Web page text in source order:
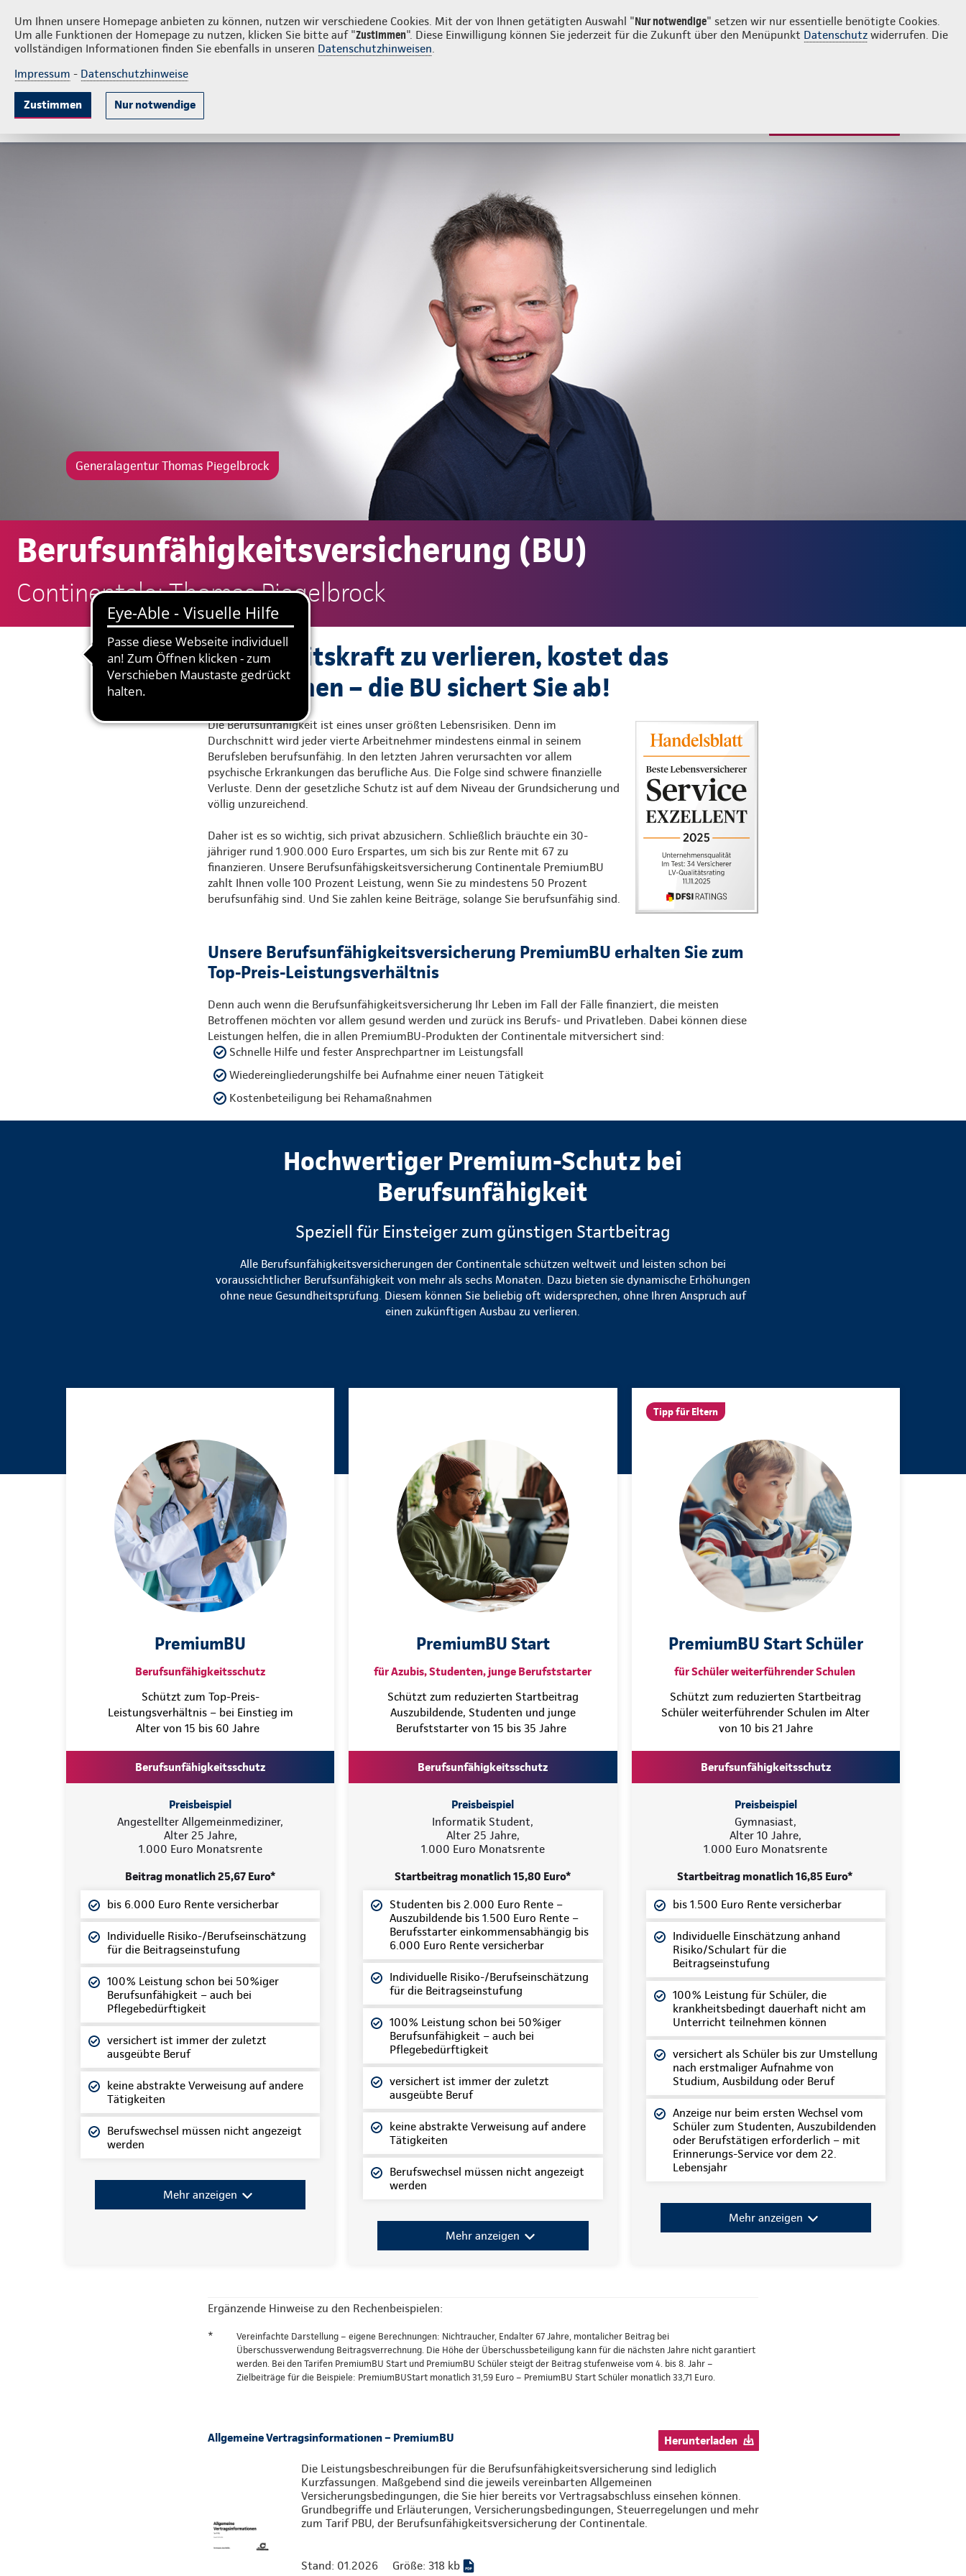
Um Ihnen unsere Homepage anbieten zu können, nutzen wir verschiedene Cookies. Mit der von Ihnen getätigten Auswahl "Nur notwendige" setzen wir nur essentielle benötigte Cookies.
Um alle Funktionen der Homepage zu nutzen, klicken Sie bitte auf "Zustimmen". Diese Einwilligung können Sie jederzeit für die Zukunft über den Menüpunkt Datenschutz widerrufen. Die
vollständigen Informationen finden Sie ebenfalls in unseren Datenschutzhinweisen.
Impressum - Datenschutzhinweise
Zustimmen Nur notwendige
Thomas Piegelbrock PrivatkundenFirmenkunden Login Kontakt 02508 9011
KrankenversicherungLebensversicherung
Generalagentur Thomas Piegelbrock
Berufsunfähigkeitsversicherung (BU)
Continentale: Thomas Piegelbrock
Die Arbeitskraft zu verlieren, kostet das
Einkommen – die BU sichert Sie ab!
Die Berufsunfähigkeit ist eines unser größten Lebensrisiken. Denn im
Durchschnitt wird jeder vierte Arbeitnehmer mindestens einmal in seinem
Berufsleben berufsunfähig. In den letzten Jahren verursachten vor allem
psychische Erkrankungen das berufliche Aus. Die Folge sind schwere finanzielle
Verluste. Denn der gesetzliche Schutz ist auf dem Niveau der Grundsicherung und
völlig unzureichend.
Daher ist es so wichtig, sich privat abzusichern. Schließlich bräuchte ein 30-
jähriger rund 1.900.000 Euro Erspartes, um sich bis zur Rente mit 67 zu
finanzieren. Unsere Berufsunfähigskeitsversicherung Continentale PremiumBU
zahlt Ihnen volle 100 Prozent Leistung, wenn Sie zu mindestens 50 Prozent
berufsunfähig sind. Und Sie zahlen keine Beiträge, solange Sie berufsunfähig sind.
Unsere Berufsunfähigkeitsversicherung PremiumBU erhalten Sie zum
Top-Preis-Leistungsverhältnis
Denn auch wenn die Berufsunfähigkeitsversicherung Ihr Leben im Fall der Fälle finanziert, die meisten
Betroffenen möchten vor allem gesund werden und zurück ins Berufs- und Privatleben. Dabei können diese
Leistungen helfen, die in allen PremiumBU-Produkten der Continentale mitversichert sind:
Schnelle Hilfe und fester Ansprechpartner im Leistungsfall
Wiedereingliederungshilfe bei Aufnahme einer neuen Tätigkeit
Kostenbeteiligung bei Rehamaßnahmen
Hochwertiger Premium-Schutz bei
Berufsunfähigkeit
Speziell für Einsteiger zum günstigen Startbeitrag
Alle Berufsunfähigkeitsversicherungen der Continentale schützen weltweit und leisten schon bei
voraussichtlicher Berufsunfähigkeit von mehr als sechs Monaten. Dazu bieten sie dynamische Erhöhungen
ohne neue Gesundheitsprüfung. Diesem können Sie beliebig oft widersprechen, ohne Ihren Anspruch auf
einen zukünftigen Ausbau zu verlieren.
PremiumBU
Berufsunfähigkeitsschutz
Schützt zum Top-Preis-
Leistungsverhältnis – bei Einstieg im
Alter von 15 bis 60 Jahre
Berufsunfähigkeitsschutz
Preisbeispiel
Angestellter Allgemeinmediziner,
Alter 25 Jahre,
1.000 Euro Monatsrente
Beitrag monatlich 25,67 Euro*
bis 6.000 Euro Rente versicherbar
Individuelle Risiko-/Berufseinschätzung
für die Beitragseinstufung
100% Leistung schon bei 50%iger
Berufsunfähigkeit – auch bei
Pflegebedürftigkeit
versichert ist immer der zuletzt
ausgeübte Beruf
keine abstrakte Verweisung auf andere
Tätigkeiten
Berufswechsel müssen nicht angezeigt
werden
Mehr anzeigen
PremiumBU Start
für Azubis, Studenten, junge Berufststarter
Schützt zum reduzierten Startbeitrag
Auszubildende, Studenten und junge
Berufststarter von 15 bis 35 Jahre
Berufsunfähigkeitsschutz
Preisbeispiel
Informatik Student,
Alter 25 Jahre,
1.000 Euro Monatsrente
Startbeitrag monatlich 15,80 Euro*
Studenten bis 2.000 Euro Rente –
Auszubildende bis 1.500 Euro Rente –
Berufsstarter einkommensabhängig bis
6.000 Euro Rente versicherbar
Individuelle Risiko-/Berufseinschätzung
für die Beitragseinstufung
100% Leistung schon bei 50%iger
Berufsunfähigkeit – auch bei
Pflegebedürftigkeit
versichert ist immer der zuletzt
ausgeübte Beruf
keine abstrakte Verweisung auf andere
Tätigkeiten
Berufswechsel müssen nicht angezeigt
werden
Mehr anzeigen
Tipp für Eltern
PremiumBU Start Schüler
für Schüler weiterführender Schulen
Schützt zum reduzierten Startbeitrag
Schüler weiterführender Schulen im Alter
von 10 bis 21 Jahre
Berufsunfähigkeitsschutz
Preisbeispiel
Gymnasiast,
Alter 10 Jahre,
1.000 Euro Monatsrente
Startbeitrag monatlich 16,85 Euro*
bis 1.500 Euro Rente versicherbar
Individuelle Einschätzung anhand
Risiko/Schulart für die
Beitragseinstufung
100% Leistung für Schüler, die
krankheitsbedingt dauerhaft nicht am
Unterricht teilnehmen können
versichert als Schüler bis zur Umstellung
nach erstmaliger Aufnahme von
Studium, Ausbildung oder Beruf
Anzeige nur beim ersten Wechsel vom
Schüler zum Studenten, Auszubildenden
oder Berufstätigen erforderlich – mit
Erinnerungs-Service vor dem 22.
Lebensjahr
Mehr anzeigen
Ergänzende Hinweise zu den Rechenbeispielen:
*
Vereinfachte Darstellung – eigene Berechnungen: Nichtraucher, Endalter 67 Jahre, montalicher Beitrag bei
Überschussverwendung Beitragsverrechnung. Die Höhe der Überschussbeteiligung kann für die nächsten Jahre nicht garantiert
werden. Bei den Tarifen PremiumBU Start und PremiumBU Schüler steigt der Beitrag stufenweise vom 4. bis 8. Jahr –
Zielbeiträge für die Beispiele: PremiumBUStart monatlich 31,59 Euro – PremiumBU Start Schüler monatlich 33,71 Euro.
Allgemeine Vertragsinformationen – PremiumBU Herunterladen
Die Leistungsbeschreibungen für die Berufsunfähigkeitsversicherung sind lediglich
Kurzfassungen. Maßgebend sind die jeweils vereinbarten Allgemeinen
Versicherungsbedingungen, die Sie hier bereits vor Vertragsabschluss einsehen können.
Grundbegriffe und Erläuterungen, Versicherungsbedingungen, Steuerregelungen und mehr
zum Tarif PBU, der Berufsunfähigkeitsversicherung der Continentale.
Stand: 01.2026 Größe: 318 kb